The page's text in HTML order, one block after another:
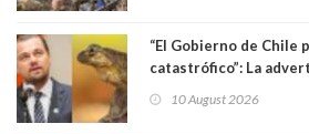
“El Gobierno de Chile
catastrófico”: La
actor Leonardo
pondría en riesgo a
10 August 2026